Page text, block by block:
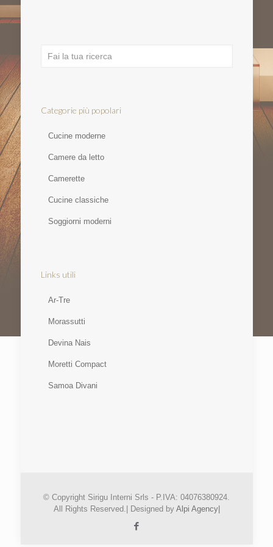
Categorie più popolari
Cucine moderne
Camere da letto
Camerette
Cucine classiche
Soggiorni moderni
Links utili
Ar-Tre
Morassutti
Devina Nais
Moretti Compact
Samoa Divani
© Copyright Sirigu Interni Srls - P.IVA: 04076380924.
All Rights Reserved.| Designed by Alpi Agency|